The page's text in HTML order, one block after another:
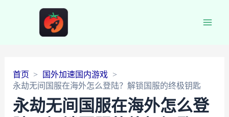
首页
国外加速国内游戏
永劫无间国服在海外怎么登陆？解锁国服的终极钥匙
永劫无间国服在海外怎么登